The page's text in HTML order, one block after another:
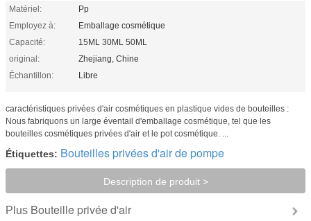
Matériel:
Pp
Employez à:
Emballage cosmétique
Capacité:
15ML 30ML 50ML
original:
Zhejiang, Chine
Échantillon:
Libre
caractéristiques privées d'air cosmétiques en plastique vides de bouteilles :
Nous fabriquons un large éventail d'emballage cosmétique, tel que les
bouteilles cosmétiques privées d'air et le pot cosmétique. ...
Étiquettes: Bouteilles privées d'air de pompe
Description de produit >
Plus Bouteille privée d'air